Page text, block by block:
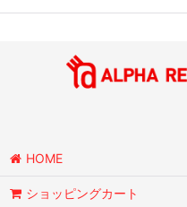
HOME
ショッピングカート